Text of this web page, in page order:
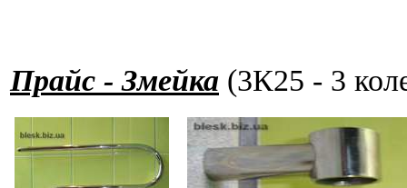
Прайс - Змейка (3К25 - 3